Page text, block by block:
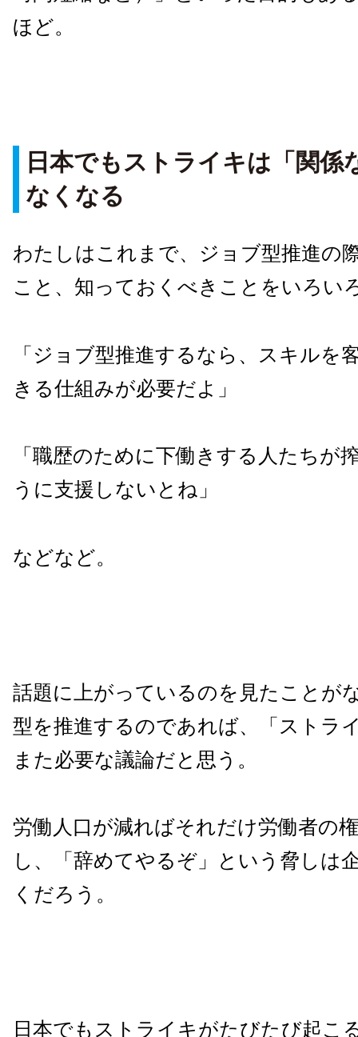
ほど。
日本でもストライキは「関係
なくなる
わたしはこれまで、ジョブ型推進の
こと、知っておくべきことをいろい
「ジョブ型推進するなら、スキルを
きる仕組みが必要だよ」
「職歴のために下働きする人たちが
うに支援しないとね」
などなど。
話題に上がっているのを見たことが
型を推進するのであれば、「ストラ
また必要な議論だと思う。
労働人口が減ればそれだけ労働者の
し、「辞めてやるぞ」という脅しは
くだろう。
日本でもストライキがたびたび起こ